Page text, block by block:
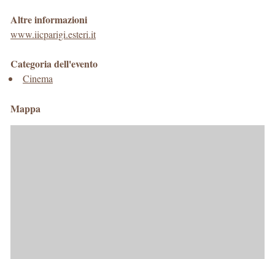
Altre informazioni
www.iicparigi.esteri.it
Categoria dell'evento
Cinema
Mappa